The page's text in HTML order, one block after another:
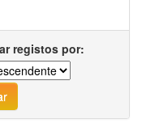
registos por: